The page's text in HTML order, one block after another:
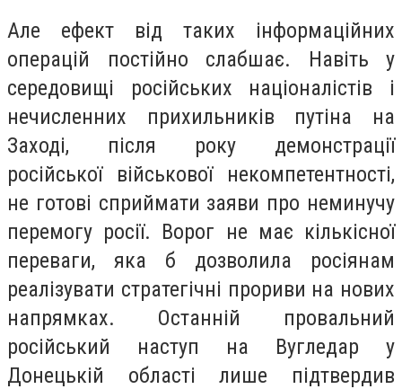
Але ефект від таких інформаційних
операцій постійно слабшає. Навіть у
середовищі російських націоналістів і
нечисленних прихильників путіна на
Заході, після року демонстрації
російської військової некомпетентності,
не готові сприймати заяви про неминучу
перемогу росії. Ворог не має кількісної
переваги, яка б дозволила росіянам
реалізувати стратегічні прориви на нових
напрямках. Останній провальний
російський наступ на Вугледар у
Донецькій області лише підтвердив